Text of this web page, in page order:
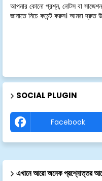
আপনার কোনো প্রশ্ন, নোটস বা
জানাতে নিচে কমেন্ট করুন। আমরা দ্রুত
SOCIAL PLUGIN
Facebook
এখানে আরো অনেক প্রশ্নোত্তর